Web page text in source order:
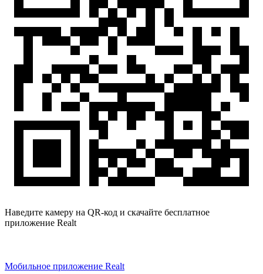
Наведите камеру на QR-код и скачайте бесплатное
приложение Realt
Мобильное приложение Realt